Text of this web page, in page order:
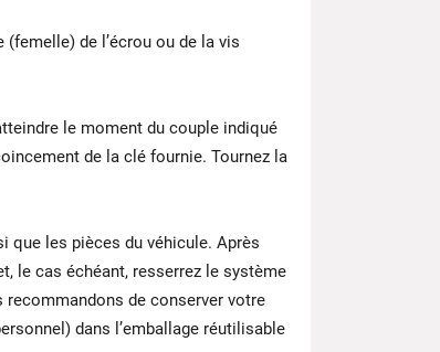
de l’écrou ou de la vis
le moment du couple indiqué
de la clé fournie. Tournez la
que les pièces du véhicule. Après
le cas échéant, resserrez le système
recommandons de conserver votre
dans l’emballage réutilisable